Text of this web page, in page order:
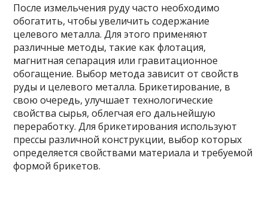
После измельчения руду часто необходимо
обогатить, чтобы увеличить содержание
целевого металла. Для этого применяют
различные методы, такие как флотация,
магнитная сепарация или гравитационное
обогащение. Выбор метода зависит от свойств
руды и целевого металла. Брикетирование, в
свою очередь, улучшает технологические
свойства сырья, облегчая его дальнейшую
переработку. Для брикетирования используют
прессы различной конструкции, выбор которых
определяется свойствами материала и требуемой
формой брикетов.